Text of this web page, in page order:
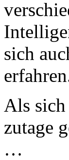
sich
Als sich
zutage
…